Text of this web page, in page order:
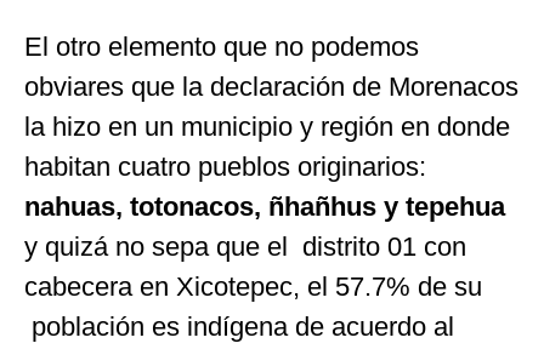
El otro elemento que no podemos
obviares que la declaración de Morenacos
la hizo en un municipio y región en donde
habitan cuatro pueblos originarios:
nahuas, totonacos, ñhañhus y tepehua
y quizá no sepa que el distrito 01 con
cabecera en Xicotepec, el 57.7% de su
población es indígena de acuerdo al